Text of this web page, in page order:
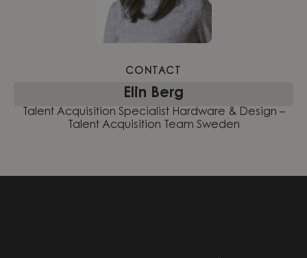
CONTACT
Elin Berg
Talent Acquisition Specialist Hardware & Design –
Talent Acquisition Team Sweden